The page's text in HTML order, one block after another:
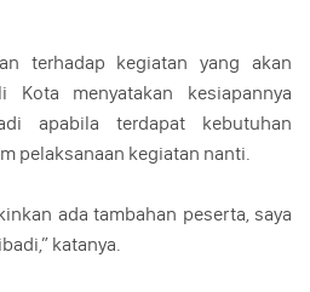
terhadap kegiatan yang akan
Kota menyatakan kesiapannya
apabila terdapat kebutuhan
pelaksanaan kegiatan nanti.
ada tambahan peserta, saya
katanya.